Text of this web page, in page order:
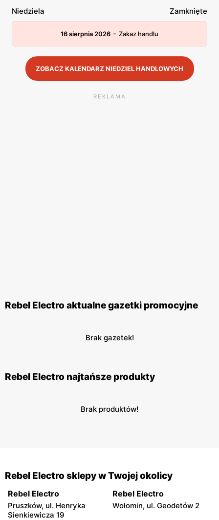
Niedziela Zamknięte
16 sierpnia 2026 - Zakaz handlu
ZOBACZ KALENDARZ NIEDZIEL HANDLOWYCH
REKLAMA
Rebel Electro aktualne gazetki promocyjne
Brak gazetek!
Rebel Electro najtańsze produkty
Brak produktów!
Rebel Electro sklepy w Twojej okolicy
Rebel Electro
Pruszków, ul. Henryka
Sienkiewicza 19
Rebel Electro
Wołomin, ul. Geodetów 2